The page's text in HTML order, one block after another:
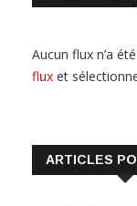
Aucun flux n’a
flux et
ARTICLES